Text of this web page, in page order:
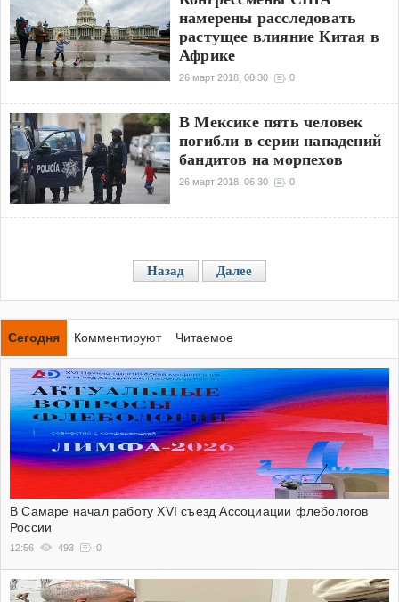
намерены расследовать
растущее влияние Китая в
Африке
26 март 2018, 08:30 0
В Мексике пять человек
погибли в серии нападений
бандитов на морпехов
26 март 2018, 06:30 0
Назад Далее
Сегодня Комментируют Читаемое
В Самаре начал работу XVI съезд Ассоциации флебологов
России
12:56 493 0